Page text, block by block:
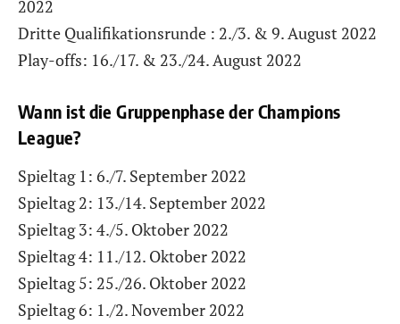
2022
Dritte Qualifikationsrunde : 2./3. & 9. August 2022
Play-offs: 16./17. & 23./24. August 2022
Wann ist die Gruppenphase der Champions
League?
Spieltag 1: 6./7. September 2022
Spieltag 2: 13./14. September 2022
Spieltag 3: 4./5. Oktober 2022
Spieltag 4: 11./12. Oktober 2022
Spieltag 5: 25./26. Oktober 2022
Spieltag 6: 1./2. November 2022